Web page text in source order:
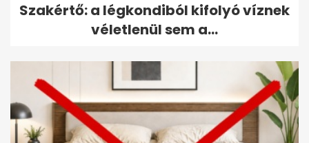
Szakértő: a légkondiból kifolyó víznek
véletlenül sem a...